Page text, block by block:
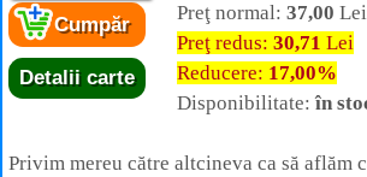
Cumpăr
Detalii carte
Preţ normal: 37,00 Lei
Preţ redus: 30,71 Lei
Reducere: 17,00%
Disponibilitate:în
Privim mereu către altcineva ca să aflăm